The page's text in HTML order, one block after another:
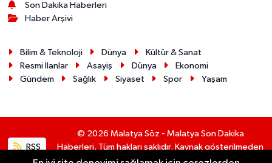
Son Dakika Haberleri
Haber Arşivi
Bilim & Teknoloji Dünya
Kültür & Sanat
Resmi İlanlar
Asayiş Dünya
Ekonomi
Gündem
Sağlık Siyaset Spor Yaşam
RSS
© 2026 Malatya Söz - Malatya Son Dakika
Haberleri. Tüm hakları saklıdır. Kaynak gösterilmeden
alıntı yapılamaz.